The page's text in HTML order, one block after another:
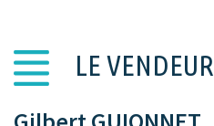
LE VENDEUR